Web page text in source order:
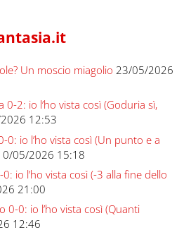
Un moscio miagolio 23/05/2026
0-2: io l’ho vista così (Goduria sì,
12:53
0: io l’ho vista così (Un punto e a
05/2026 15:18
io l’ho vista così (-3 alla fine dello
21:00
0-0: io l’ho vista così (Quanti
12:46